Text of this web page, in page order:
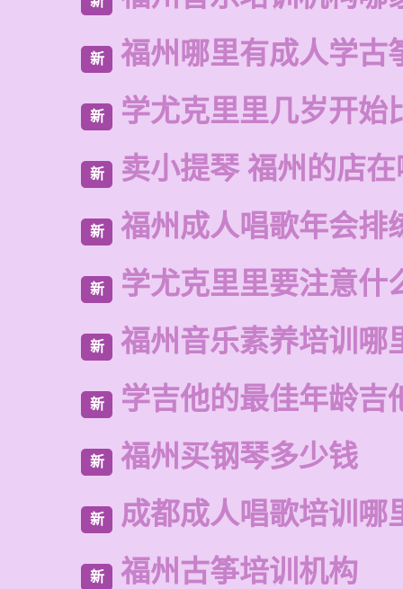
新 福州哪里有成人学古
新 学尤克里里几岁开始
新 卖小提琴 福州的店
新 福州成人唱歌年会排
新 学尤克里里要注意什
新 福州音乐素养培训哪
新 学吉他的最佳年龄吉
新 福州买钢琴多少钱
新 成都成人唱歌培训哪
新 福州古筝培训机构